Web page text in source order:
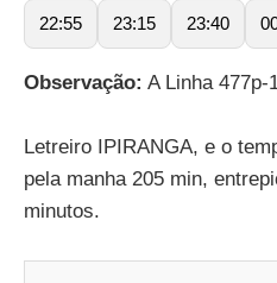
22:55 23:15 23:40
Observação: A Linha 477p-
Letreiro IPIRANGA, e o
pela manha 205 min,
minutos.